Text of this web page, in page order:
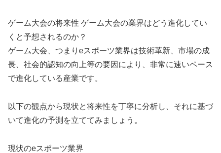
ゲーム大会の将来性 ゲーム大会の業界はどう進化してい
くと予想されるのか？
ゲーム大会、つまりeスポーツ業界は技術革新、市場の成
長、社会的認知の向上等の要因により、非常に速いペース
で進化している産業です。
以下の観点から現状と将来性を丁寧に分析し、それに基づ
いて進化の予測を立ててみましょう。
現状のeスポーツ業界